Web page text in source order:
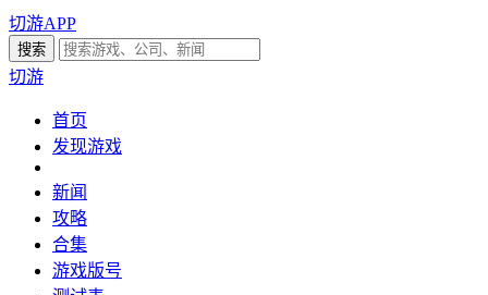
切游APP
切游
首页
发现游戏
新闻
攻略
合集
游戏版号